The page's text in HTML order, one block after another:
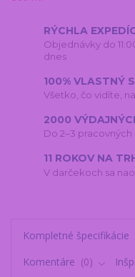
RÝCHLA
Objednávky do
dnes
100% VLASTNÝ
Všetko, čo vidíte,
2000
Do 2–3
11 ROKOV NA
V darčekoch sa
Kompletné špecifikácie
Komentáre
0